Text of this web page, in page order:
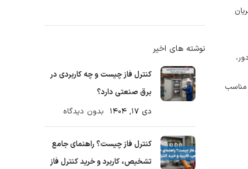
مناسب
نوشته های اخیر
کنترل فاز چیست و چه کاربردی در
برق صنعتی دارد؟
دی ۱۷, ۱۴۰۴
بدون دیدگاه
کنترل فاز چیست؟ راهنمای جامع
تشخیص، کاربرد و خرید کنترل فاز